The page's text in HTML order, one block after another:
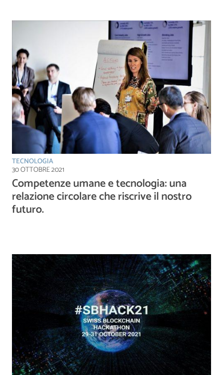
TECNOLOGIA
30 OTTOBRE 2021
Competenze umane e tecnologia: una
relazione circolare che riscrive il nostro
futuro.